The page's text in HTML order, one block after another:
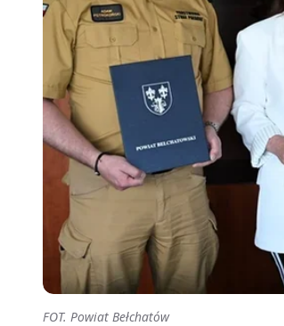
FOT. Powiat Bełchatów